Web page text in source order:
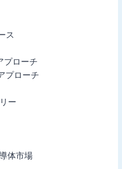
ス
プローチ
プローチ
ー
体市場